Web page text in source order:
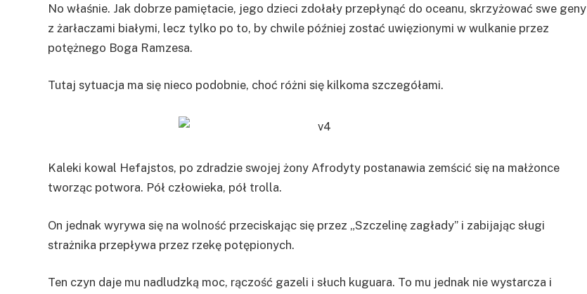
No właśnie. Jak dobrze pamiętacie, jego dzieci zdołały przepłynąć do oceanu, skrzyżować swe geny
z żarłaczami białymi, lecz tylko po to, by chwile później zostać uwięzionymi w wulkanie przez
potężnego Boga Ramzesa.
Tutaj sytuacja ma się nieco podobnie, choć różni się kilkoma szczegółami.
Kaleki kowal Hefajstos, po zdradzie swojej żony Afrodyty postanawia zemścić się na małżonce
tworząc potwora. Pół człowieka, pół trolla.
On jednak wyrywa się na wolność przeciskając się przez „Szczelinę zagłady” i zabijając sługi
strażnika przepływa przez rzekę potępionych.
Ten czyn daje mu nadludzką moc, rączość gazeli i słuch kuguara. To mu jednak nie wystarcza i